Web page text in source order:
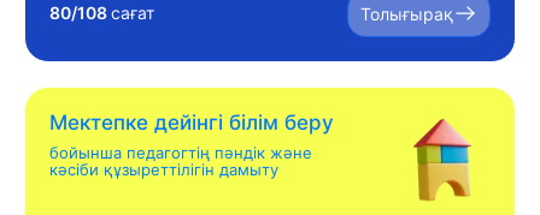
80/108сағат Толығырақ
Мектепке дейінгі білім беру
бойынша педагогтің пәндік және
кәсіби құзыреттілігін дамыту